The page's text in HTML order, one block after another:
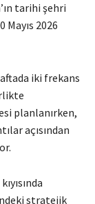
tarihi şehri
2026
iki frekans
planlanırken,
açısından
stratejik